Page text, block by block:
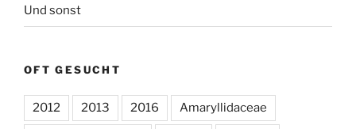
Und sonst
OFT GESUCHT
2012 2013 2016 Amaryllidaceae